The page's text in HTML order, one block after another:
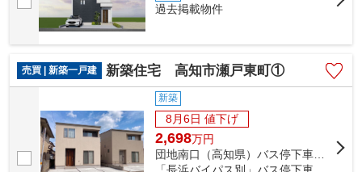
過去掲載物件
売買 | 新築一戸建 新築住宅 高知市瀬戸東町①
新築
8月6日 値下げ
2,698万円